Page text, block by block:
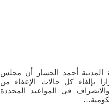
المدنية أحمد الجسار أن مجلس
بإلغاء كل حالات الإعفاء من
في المواعيد المحددة